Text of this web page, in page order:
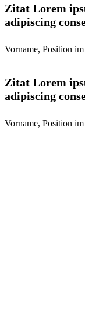
Zitat Lorem
adipiscing
Vorname, Position
Zitat Lorem
adipiscing
Vorname, Position